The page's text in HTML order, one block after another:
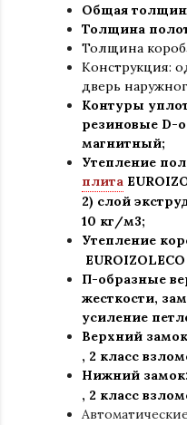
Общая
Толщина
Толщина
Конструкция:
дверь
Контуры
резиновые D-
магнитный;
Утепление
плита
2) слой
10 кг/м3;
Утепление
П-образные
жесткости,
усиление
Верхний
, 2 класс
Нижний
, 2 класс
Автоматические